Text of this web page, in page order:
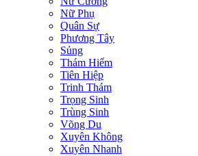
Nữ Phụ
Quân Sự
Phương Tây
Sủng
Thám Hiểm
Tiên Hiệp
Trinh Thám
Trọng Sinh
Trùng Sinh
Võng Du
Xuyên Không
Xuyên Nhanh